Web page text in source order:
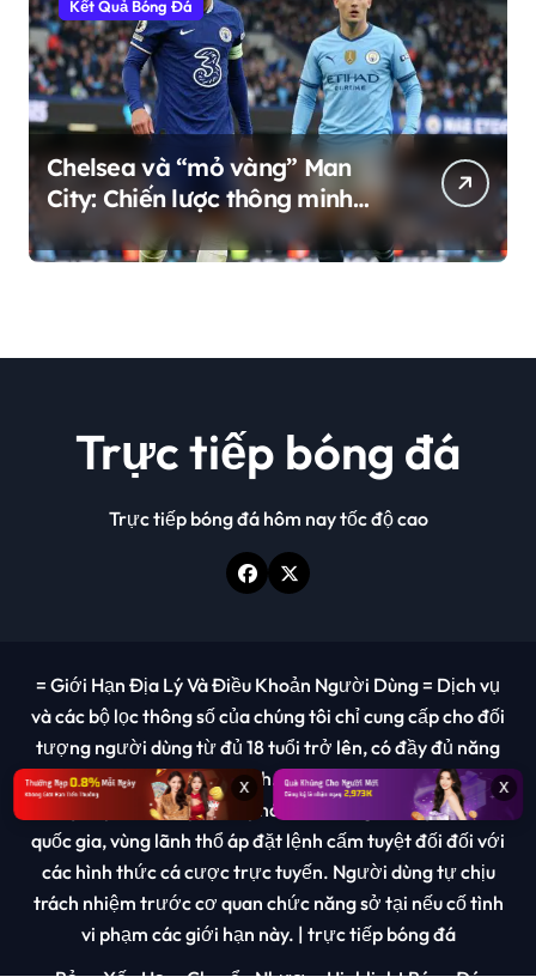
Kết Quả Bóng Đá
Chelsea và “mỏ vàng” Man
City: Chiến lược thông minh
hay sự phụ thuộc nguy hiểm?
Trực tiếp bóng đá
Trực tiếp bóng đá hôm nay tốc độ cao
= Giới Hạn Địa Lý Và Điều Khoản Người Dùng = Dịch vụ
và các bộ lọc thông số của chúng tôi chỉ cung cấp cho đối
tượng người dùng từ đủ 18 tuổi trở lên, có đầy đủ năng
lực hành vi dân sự pháp định. Hệ thống nghiêm cấm việc
truy cập, sao chép hoặc phát tán thông tin này từ các
quốc gia, vùng lãnh thổ áp đặt lệnh cấm tuyệt đối đối với
các hình thức cá cược trực tuyến. Người dùng tự chịu
trách nhiệm trước cơ quan chức năng sở tại nếu cố tình
vi phạm các giới hạn này. | trực tiếp bóng đá
x x